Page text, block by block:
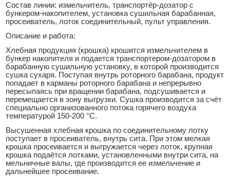
Состав линии: измельчитель, транспортёр-дозатор с
бункером-накопителем, установка сушильная барабанная,
просеиватель, лоток соединительный, пульт управления.
Описание и работа:
Хлебная продукция (крошка) крошится измельчителем в
бункер накопителя и подается транспортером-дозатором в
барабанную сушильную установку, в которой производится
сушка сухаря. Поступая внутрь роторного барабана, продукт
попадает в карманы роторного барабана и непрерывно
пересыпаясь при вращении барабана, подсушивается и
перемещается в зону выгрузки. Сушка производится за счёт
специально организованного потока горячего воздуха
температурой 150-200 °С.
Высушенная хлебная крошка по соединительному лотку
поступает в просеиватель, внутрь сита. При этом мелкая
крошка просеивается и выгружается через лоток, крупная
крошка подаётся лотками, установленными внутри сита, на
мельничные валы, где производится ее измельчение и
дальнейшее просеивание.